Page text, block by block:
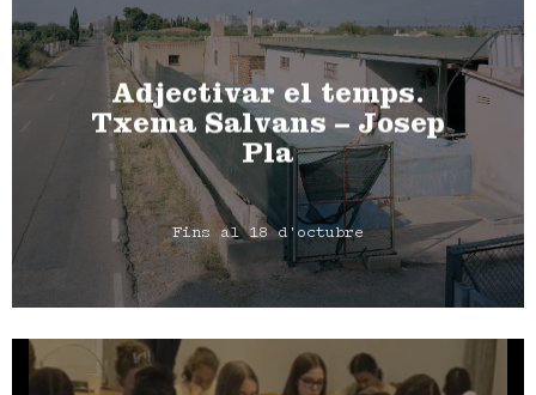
Adjectivar el temps.
Txema Salvans – Josep
Pla
Fins al 18 d'octubre